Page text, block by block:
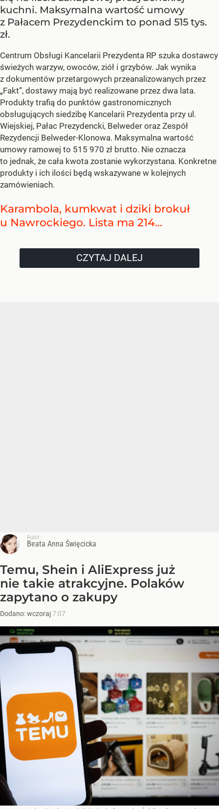
kuchni. Maksymalna wartość umowy
z Pałacem Prezydenckim to ponad 515 tys.
zł.
Centrum Obsługi Kancelarii Prezydenta RP szuka dostawcy
świeżych warzyw, owoców, ziół i grzybów. Jak wynika
z dokumentów przetargowych przeanalizowanych przez
„Fakt”, dostawy mają być realizowane przez dwa lata.
Produkty trafią do punktów gastronomicznych
obsługujących siedzibę Kancelarii Prezydenta przy ul.
Wiejskiej, Pałac Prezydencki, Belweder oraz Zespół
Rezydencji Belweder-Klonowa. Maksymalna wartość
umowy ramowej to 515 970 zł brutto. Nie oznacza
to jednak, że cała kwota zostanie wykorzystana. Konkretne
produkty i ich ilości będą wskazywane w kolejnych
zamówieniach.
Karambola, kumkwat i dziki brokuł
u Nawrockiego. Lista ma 214...
CZYTAJ DALEJ
Autor:
Beata Anna Święcicka
Temu, Shein i AliExpress już
nie takie atrakcyjne. Polaków
zapytano o zakupy
Dodano:wczoraj7:07